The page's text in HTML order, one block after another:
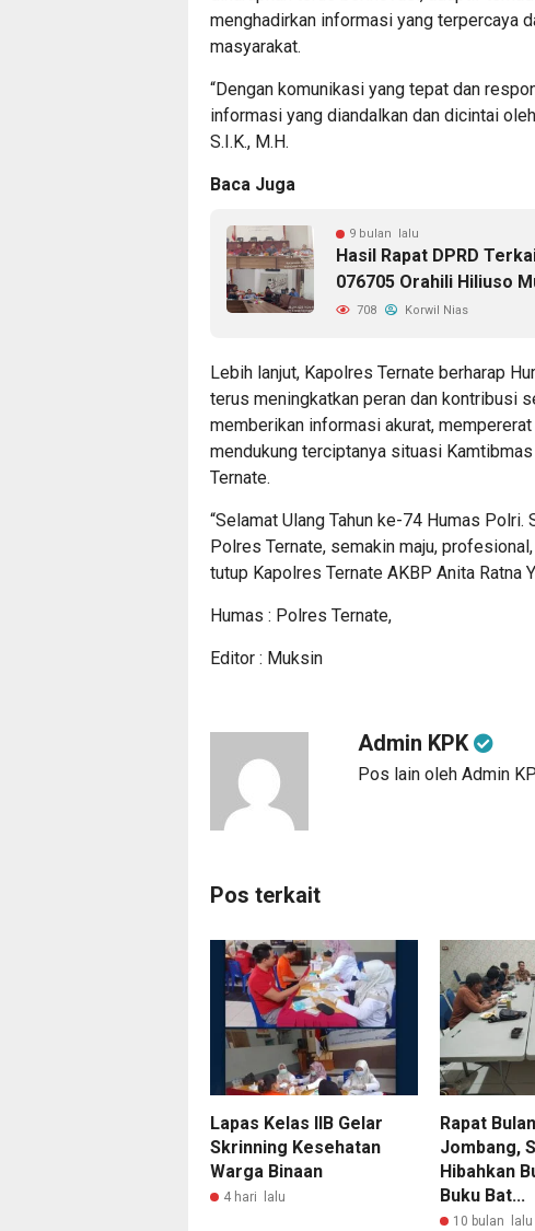
menghadirkan informasi yang terpercaya
masyarakat.
“Dengan komunikasi yang tepat dan
informasi yang diandalkan dan dicintai
S.I.K., M.H.
Baca Juga
9 bulan lalu
Hasil Rapat DPRD
076705 Orahili Hiliuso
708 Korwil Nias
Lebih lanjut, Kapolres Ternate berharap
terus meningkatkan peran dan kontribusi
memberikan informasi akurat,
mendukung terciptanya situasi
Ternate.
“Selamat Ulang Tahun ke-74 Humas
Polres Ternate, semakin maju,
tutup Kapolres Ternate AKBP Anita Ratna
Humas : Polres Ternate,
Editor : Muksin
Admin KPK
Pos lain oleh Admin
Pos terkait
Lapas Kelas IIB Gelar
Skrinning Kesehatan
Warga Binaan
4 hari lalu
Rapat
Jombang,
Hibahkan
Buku Bat...
10 bulan lalu